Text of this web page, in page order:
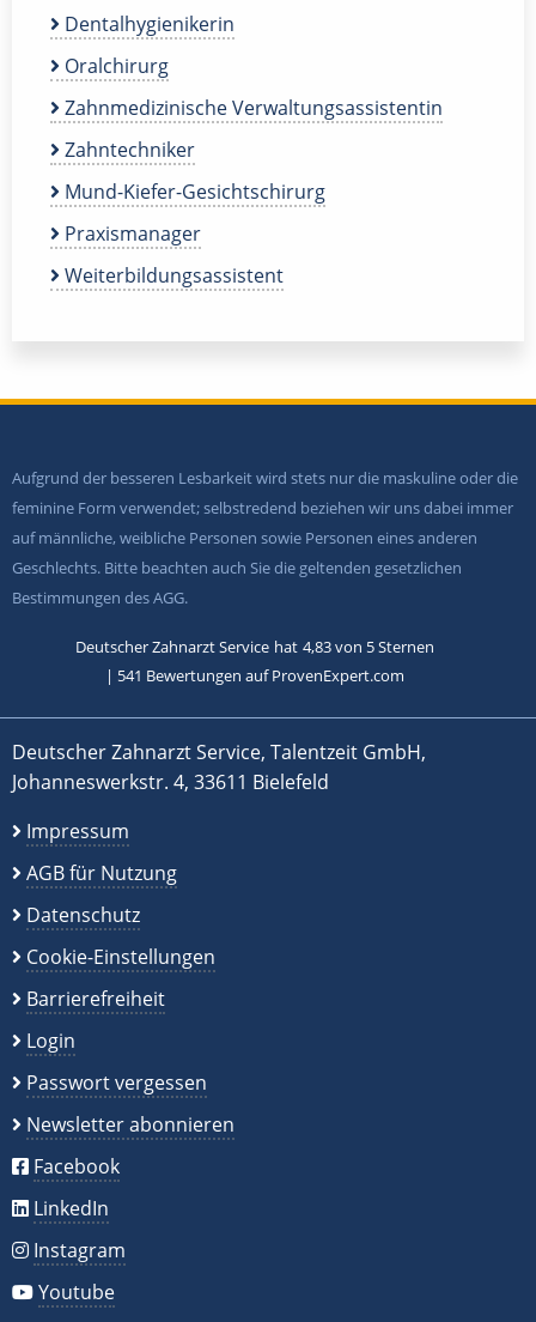
Dentalhygienikerin
Oralchirurg
Zahnmedizinische Verwaltungsassistentin
Zahntechniker
Mund-Kiefer-Gesichtschirurg
Praxismanager
Weiterbildungsassistent
Aufgrund der besseren Lesbarkeit wird stets nur die maskuline oder die
feminine Form verwendet; selbstredend beziehen wir uns dabei immer
auf männliche, weibliche Personen sowie Personen eines anderen
Geschlechts. Bitte beachten auch Sie die geltenden gesetzlichen
Bestimmungen des AGG.
Deutscher Zahnarzt Service hat 4,83von 5Sternen
| 541 Bewertungen auf ProvenExpert.com
Deutscher Zahnarzt Service, Talentzeit GmbH,
Johanneswerkstr. 4, 33611 Bielefeld
Impressum
AGB für Nutzung
Datenschutz
Cookie-Einstellungen
Barrierefreiheit
Login
Passwort vergessen
Newsletter abonnieren
Facebook
LinkedIn
Instagram
Youtube